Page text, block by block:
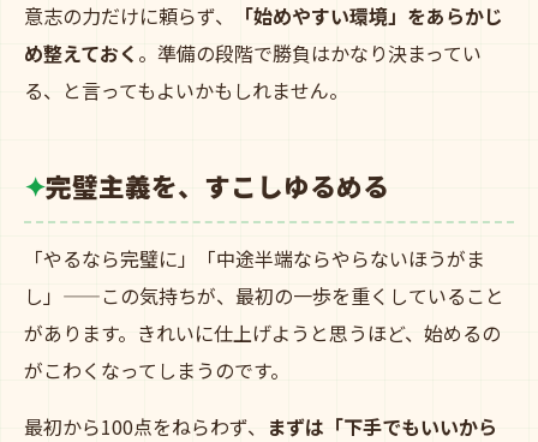
意志の力だけに頼らず、
「始めやすい環境」をあらかじ
め整えておく 。準備の段階で勝負はかなり決まってい
る、と言ってもよいかもしれません。
完璧主義を、すこしゆるめる
「やるなら完璧に」「中途半端ならやらないほうがま
し」——この気持ちが、最初の一歩を重くしていること
があります。きれいに仕上げようと思うほど、始めるの
がこわくなってしまうのです。
最初から100点をねらわず、 まずは「下手でもいいから